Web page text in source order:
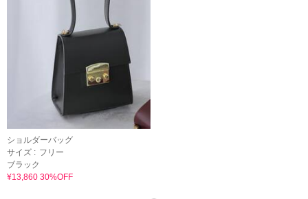
ショルダーバッグ
サイズ : フリー
ブラック
¥13,860 30%OFF